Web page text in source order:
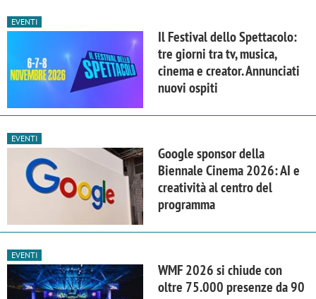
EVENTI
Il Festival dello Spettacolo:
tre giorni tra tv, musica,
cinema e creator. Annunciati
nuovi ospiti
EVENTI
Google sponsor della
Biennale Cinema 2026: AI e
creatività al centro del
programma
EVENTI
WMF 2026 si chiude con
oltre 75.000 presenze da 90